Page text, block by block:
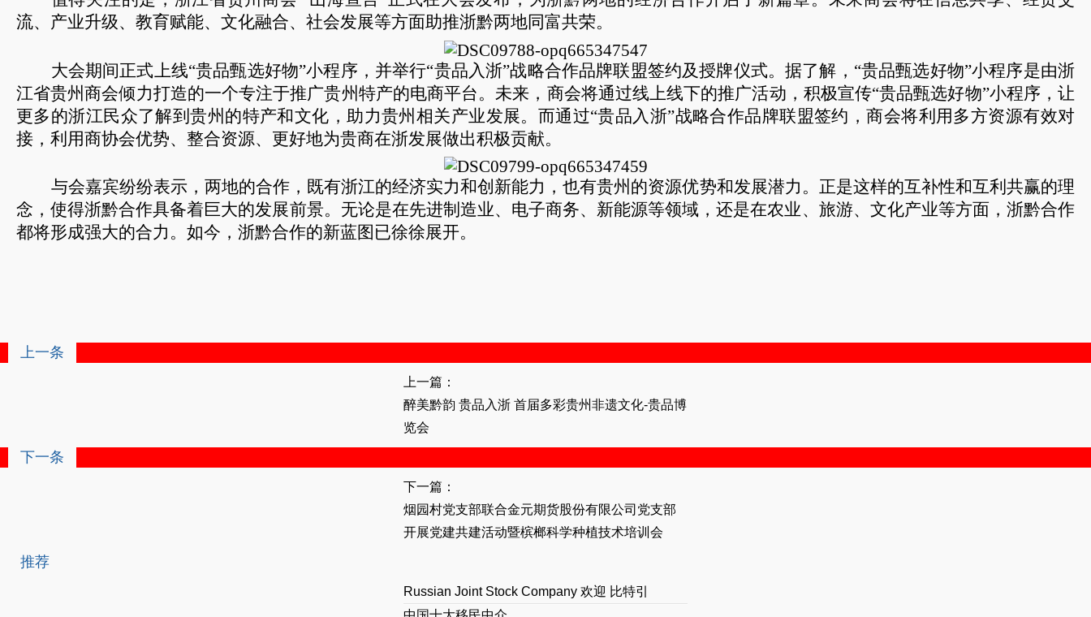
流、产业升级、教育赋能、文化融合、社会发展等方面助推浙黔两地同富共荣。
大会期间正式上线“贵品甄选好物”小程序，并举行“贵品入浙”战略合作品牌联盟签约及授牌仪式。据了解，“贵品甄选好物”小程序是由浙
江省贵州商会倾力打造的一个专注于推广贵州特产的电商平台。未来，商会将通过线上线下的推广活动，积极宣传“贵品甄选好物”小程序，让
更多的浙江民众了解到贵州的特产和文化，助力贵州相关产业发展。而通过“贵品入浙”战略合作品牌联盟签约，商会将利用多方资源有效对
接，利用商协会优势、整合资源、更好地为贵商在浙发展做出积极贡献。
与会嘉宾纷纷表示，两地的合作，既有浙江的经济实力和创新能力，也有贵州的资源优势和发展潜力。正是这样的互补性和互利共赢的理
念，使得浙黔合作具备着巨大的发展前景。无论是在先进制造业、电子商务、新能源等领域，还是在农业、旅游、文化产业等方面，浙黔合作
都将形成强大的合力。如今，浙黔合作的新蓝图已徐徐展开。
上一条
上一篇：
醉美黔韵 贵品入浙 首届多彩贵州非遗文化-贵品博
览会
下一条
下一篇：
烟园村党支部联合金元期货股份有限公司党支部
开展党建共建活动暨槟榔科学种植技术培训会
推荐
Russian Joint Stock Company 欢迎 比特引